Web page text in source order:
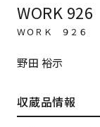
WORK 926
ＷＯＲＫ ９２６
野田 裕示
収蔵品情報